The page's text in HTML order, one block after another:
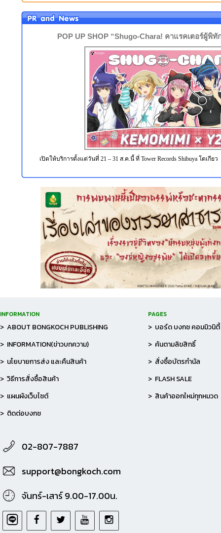
POP UP SHOP “Shugo-Chara! คาแรคเตอร์ผู้พิทั
เปิดให้บริการตั้งแต่วันที่ 21 – 31 ส.ค.นี้ ที่ Tower Records Shibuya โตเกียว
INFORMATION
> ABOUT BONGKOCH PUBLISHING
> INFORMATION(ข่าวบทความ)
> นโยบายการส่ง และคืนสินค้า
> วิธีการสั่งซื้อสินค้า
> แผนผังเว็บไซต์
> ติดต่อบงกช
PAGES
> บอร์ด บงกช คอมมิวนิตี้
> ค้นตามลิขสิทธิ์
> สั่งซื้อบัตรกำนัล
> FLASH SALE
> สินค้าออกใหม่ทุกหมวด
02-807-7887
support@bongkoch.com
จันทร์-เสาร์ 9.00-17.00น.